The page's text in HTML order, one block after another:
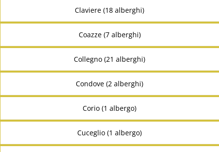
Claviere (18 alberghi)
Coazze (7 alberghi)
Collegno (21 alberghi)
Condove (2 alberghi)
Corio (1 albergo)
Cuceglio (1 albergo)